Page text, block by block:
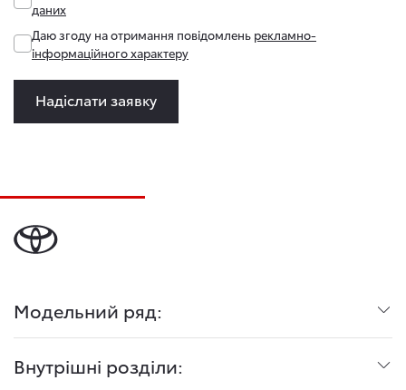
даних
Даю згоду на отримання повідомлень рекламно-
інформаційного характеру
Надіслати заявку
Модельний ряд:
Внутрішні розділи: